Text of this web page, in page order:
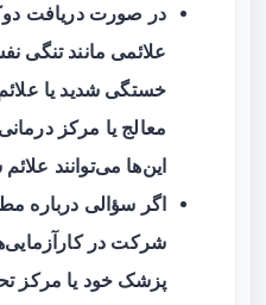
در صورت دریافت
علائمی مانند تنگی
خستگی شدید یا
معالج یا مرکز
این‌ها می‌توانند علائم
اگر سؤالی درباره
شرکت در
پزشک خود یا مرکز